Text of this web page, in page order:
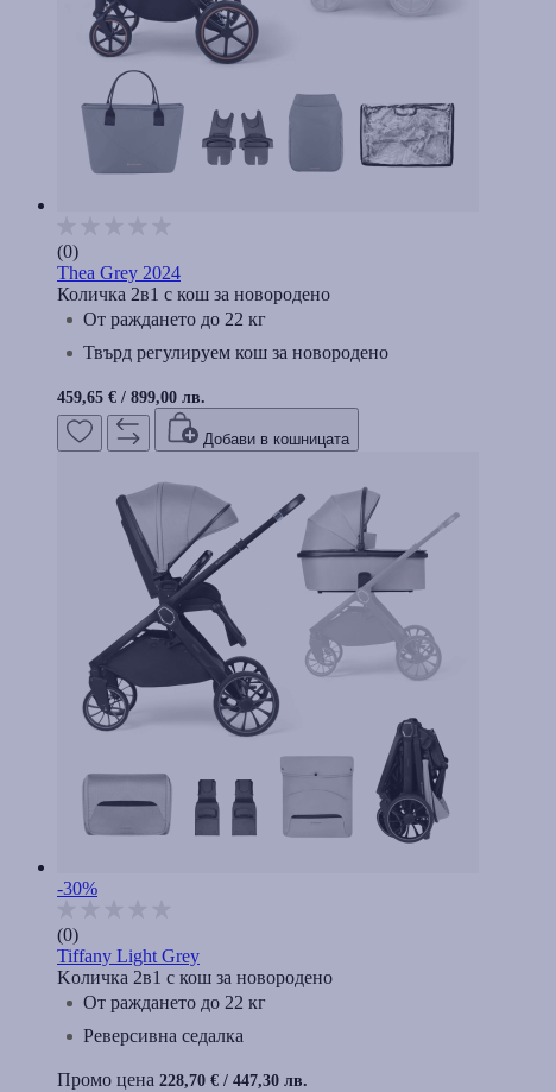
(0)
Thea Grey 2024
Количка 2в1 с кош за новородено
От раждането до 22 кг
Твърд регулируем кош за новородено
459,65 € / 899,00 лв.
Добави в кошницата
-30%
(0)
Tiffany Light Grey
Kоличка 2в1 с кош за новородено
От раждането до 22 кг
Реверсивна седалка
Промо цена 228,70 € / 447,30 лв.